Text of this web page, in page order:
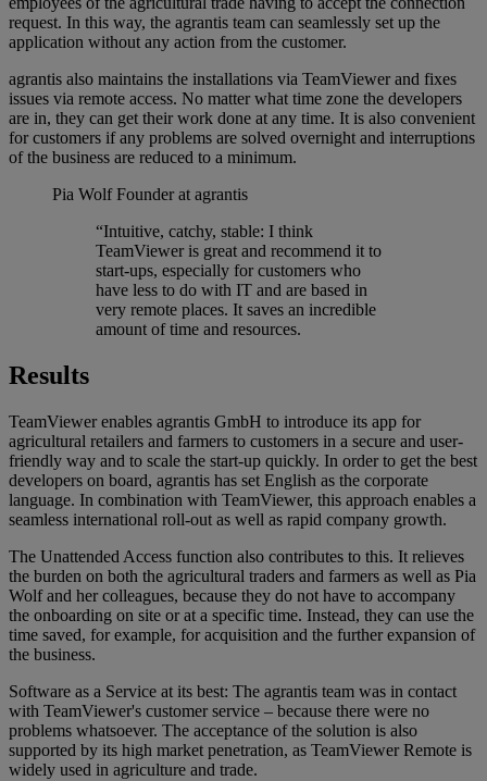
request. In this way, the agrantis team can seamlessly set up the
application without any action from the customer.
agrantis also maintains the installations via TeamViewer and fixes
issues via remote access. No matter what time zone the developers
are in, they can get their work done at any time. It is also convenient
for customers if any problems are solved overnight and interruptions
of the business are reduced to a minimum.
Pia Wolf Founder at agrantis
“Intuitive, catchy, stable: I think
TeamViewer is great and recommend it to
start-ups, especially for customers who
have less to do with IT and are based in
very remote places. It saves an incredible
amount of time and resources.
Results
TeamViewer enables agrantis GmbH to introduce its app for
agricultural retailers and farmers to customers in a secure and user-
friendly way and to scale the start-up quickly. In order to get the best
developers on board, agrantis has set English as the corporate
language. In combination with TeamViewer, this approach enables a
seamless international roll-out as well as rapid company growth.
The Unattended Access function also contributes to this. It relieves
the burden on both the agricultural traders and farmers as well as Pia
Wolf and her colleagues, because they do not have to accompany
the onboarding on site or at a specific time. Instead, they can use the
time saved, for example, for acquisition and the further expansion of
the business.
Software as a Service at its best: The agrantis team was in contact
with TeamViewer's customer service – because there were no
problems whatsoever. The acceptance of the solution is also
supported by its high market penetration, as TeamViewer Remote is
widely used in agriculture and trade.